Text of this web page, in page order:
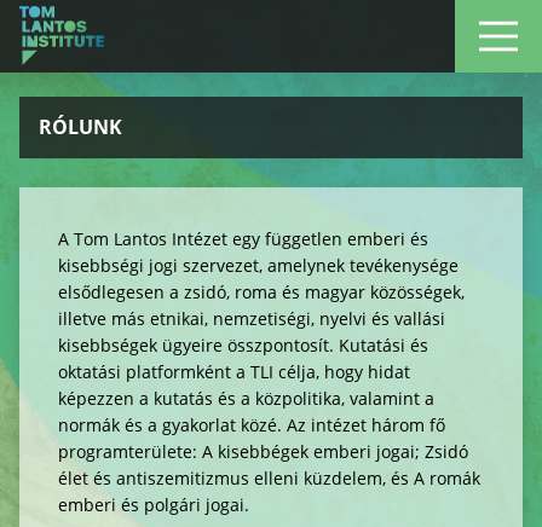
RÓLUNK
A Tom Lantos Intézet egy független emberi és
kisebbségi jogi szervezet, amelynek tevékenysége
elsődlegesen a zsidó, roma és magyar közösségek,
illetve más etnikai, nemzetiségi, nyelvi és vallási
kisebbségek ügyeire összpontosít. Kutatási és
oktatási platformként a TLI célja, hogy hidat
képezzen a kutatás és a közpolitika, valamint a
normák és a gyakorlat közé. Az intézet három fő
programterülete: A kisebbégek emberi jogai; Zsidó
élet és antiszemitizmus elleni küzdelem, és A romák
emberi és polgári jogai.